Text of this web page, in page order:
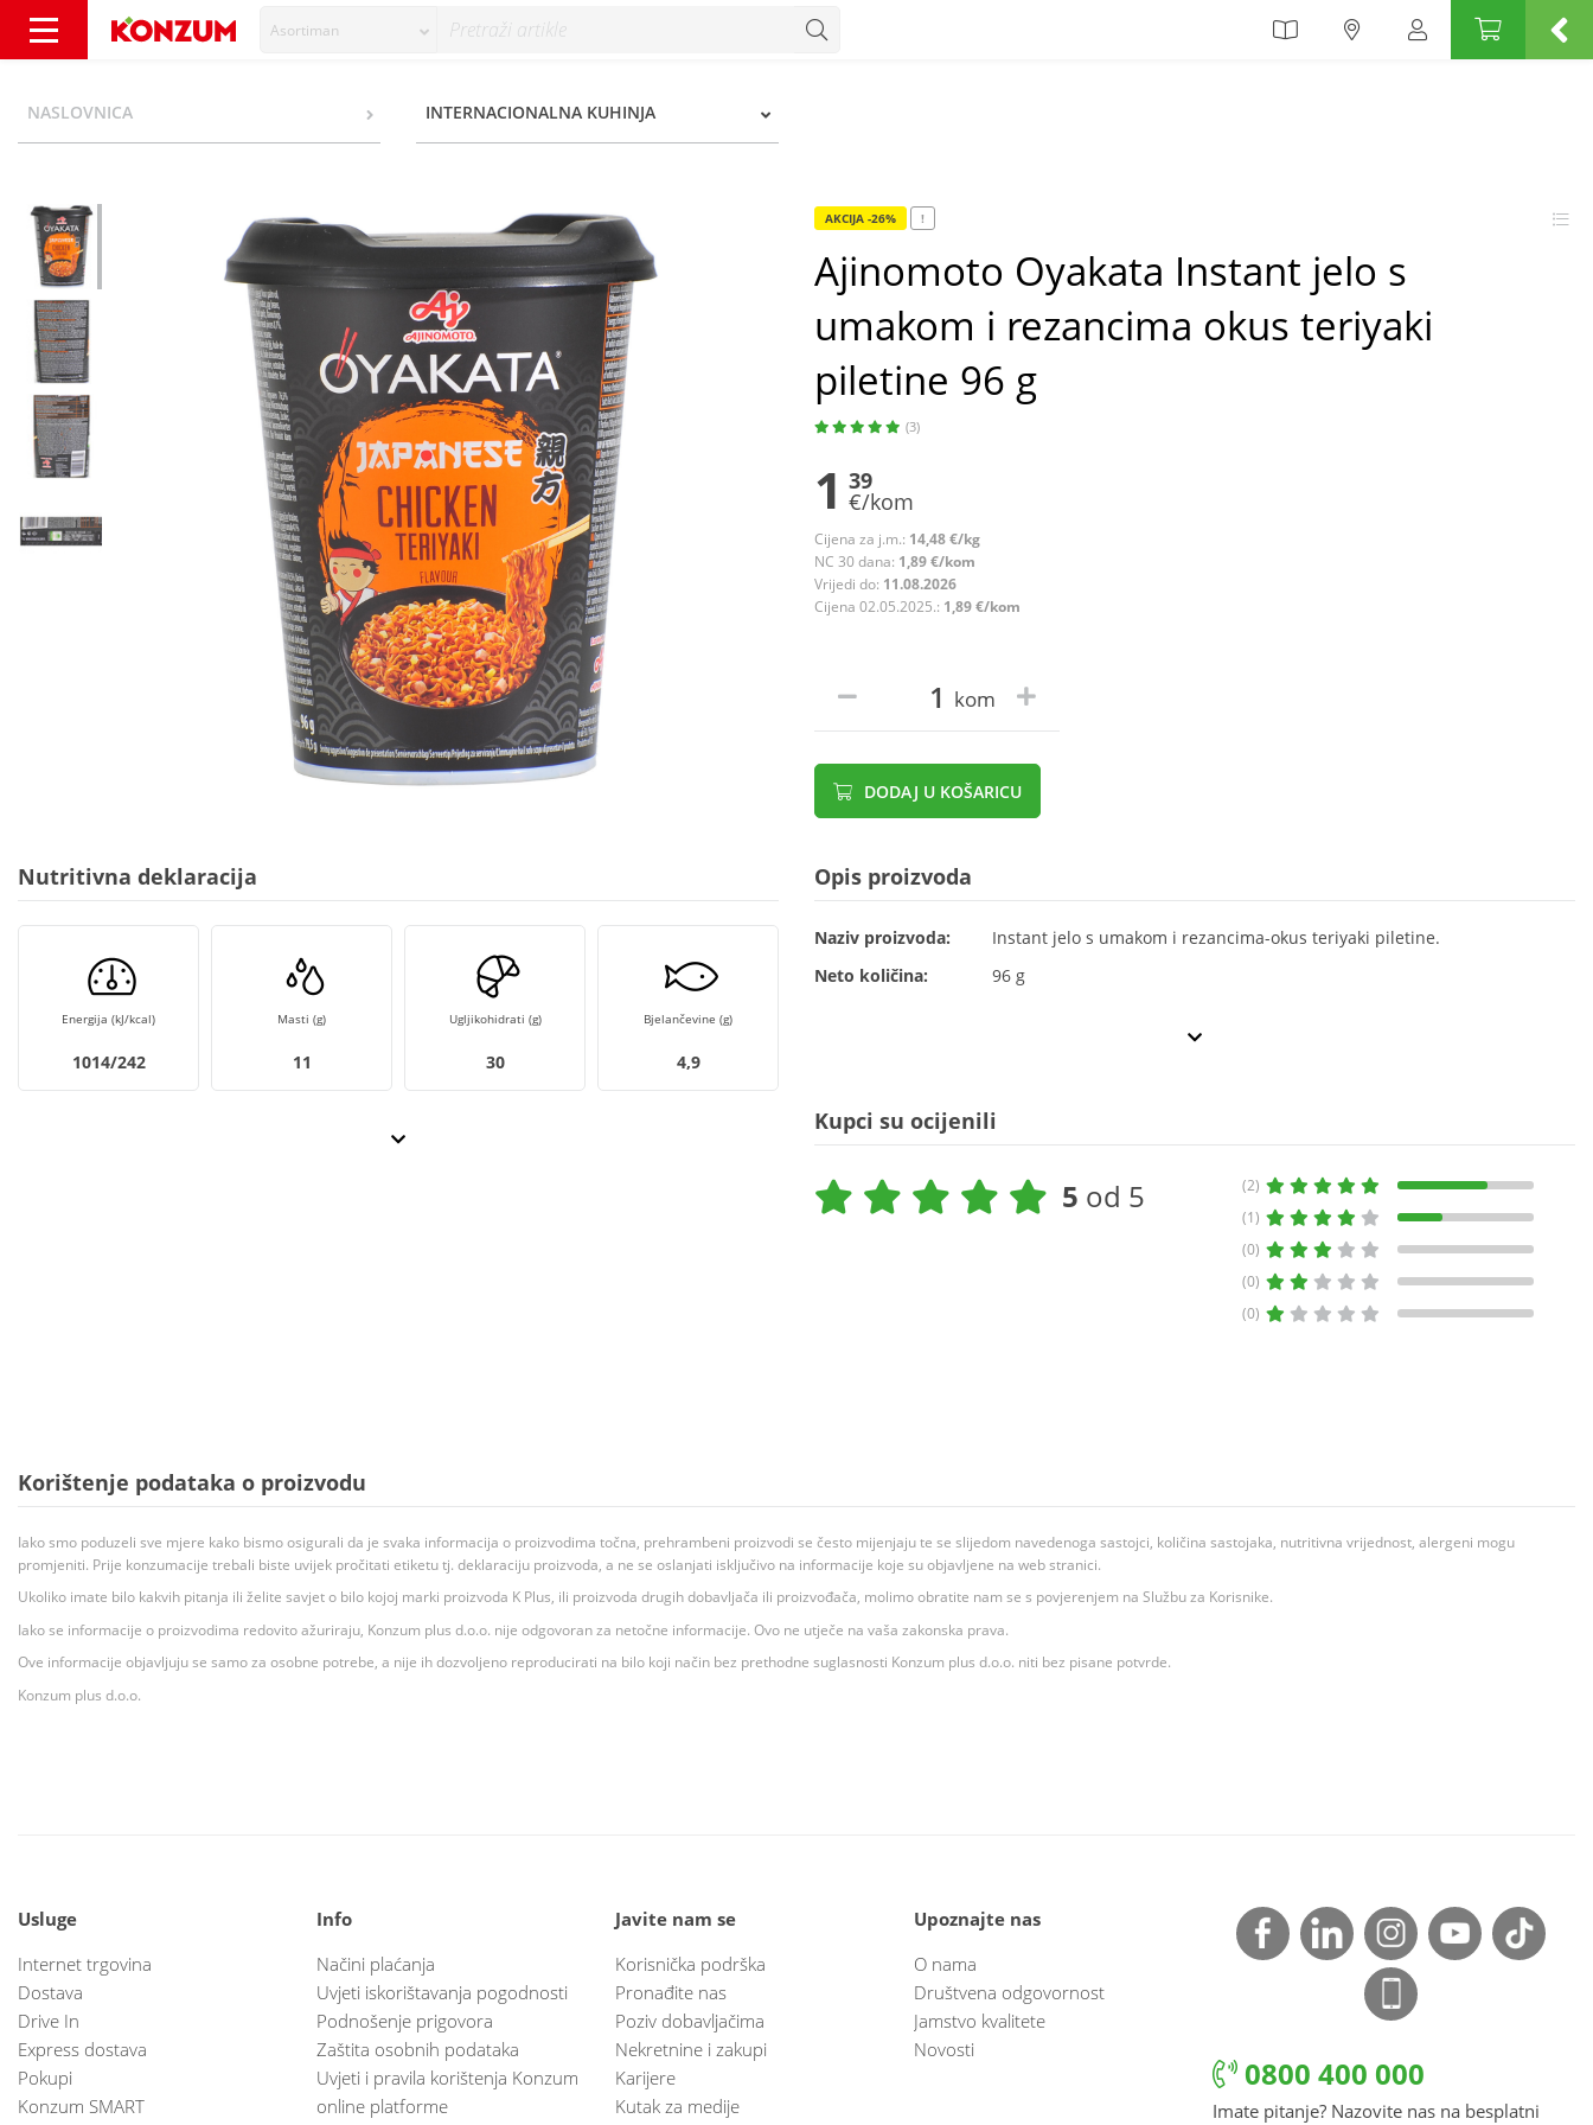
Asortiman
NASLOVNICA INTERNACIONALNA KUHINJA
AKCIJA -26% !
Ajinomoto Oyakata Instant jelo s
umakom i rezancima okus teriyaki
piletine 96 g
(3)
1 39
€/kom
Cijena za j.m.: 14,48 €/kg
NC 30 dana: 1,89 €/kom
Vrijedi do: 11.08.2026
Cijena 02.05.2025.: 1,89 €/kom
kom
DODAJ U KOŠARICU
Nutritivna deklaracija
Energija (kJ/kcal)
1014/242
Masti (g)
11
Ugljikohidrati (g)
30
Bjelančevine (g)
4,9
Opis proizvoda
Naziv proizvoda:
Instant jelo s umakom i rezancima-okus teriyaki piletine.
Neto količina:
96 g
Kupci su ocijenili
5 od 5
(2)
(1)
(0)
(0)
(0)
Korištenje podataka o proizvodu
Iako smo poduzeli sve mjere kako bismo osigurali da je svaka informacija o proizvodima točna, prehrambeni proizvodi se često mijenjaju te se slijedom navedenoga sastojci, količina sastojaka, nutritivna vrijednost, alergeni mogu
promjeniti. Prije konzumacije trebali biste uvijek pročitati etiketu tj. deklaraciju proizvoda, a ne se oslanjati isključivo na informacije koje su objavljene na web stranici.
Ukoliko imate bilo kakvih pitanja ili želite savjet o bilo kojoj marki proizvoda K Plus, ili proizvoda drugih dobavljača ili proizvođača, molimo obratite nam se s povjerenjem na Službu za Korisnike.
Iako se informacije o proizvodima redovito ažuriraju, Konzum plus d.o.o. nije odgovoran za netočne informacije. Ovo ne utječe na vaša zakonska prava.
Ove informacije objavljuju se samo za osobne potrebe, a nije ih dozvoljeno reproducirati na bilo koji način bez prethodne suglasnosti Konzum plus d.o.o. niti bez pisane potvrde.
Konzum plus d.o.o.
Usluge
Internet trgovina
Dostava
Drive In
Express dostava
Pokupi
Konzum SMART
Info
Načini plaćanja
Uvjeti iskorištavanja pogodnosti
Podnošenje prigovora
Zaštita osobnih podataka
Uvjeti i pravila korištenja Konzum
online platforme
Javite nam se
Korisnička podrška
Pronađite nas
Poziv dobavljačima
Nekretnine i zakupi
Karijere
Kutak za medije
Upoznajte nas
O nama
Društvena odgovornost
Jamstvo kvalitete
Novosti
0800 400 000
Imate pitanje? Nazovite nas na besplatni